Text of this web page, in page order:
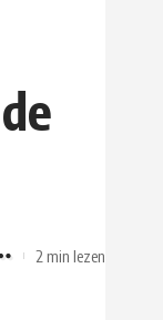
2 min lezen